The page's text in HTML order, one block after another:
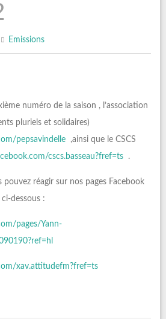
Emissions
numéro de la saison , l’association
pluriels et solidaires)
pepsavindelle ,ainsi que le CSCS
cscs.basseau?fref=ts .
pouvez réagir sur nos pages Facebook
dessous :
pages/Yann-
xav.attitudefm?fref=ts